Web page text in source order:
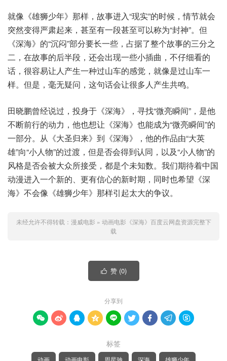
就像《雄狮少年》那样，故事进入“现实”的时候，情节就会
突然变得严肃起来，甚至有一段甚至可以称为“封神”。但
《深海》的“沉闷”部分要长一些，占据了整个故事的三分之
二，在故事的后半段，还会出现一些小插曲，不仔细看的
话，很容易让人产生一种过山车的感觉，就像是过山车一
样。但是，毫无疑问，这句话会让很多人产生共鸣。
田晓鹏曾经说过，投身于《深海》，寻找“微亮瞬间”，是他
不断前行的动力，他也想让《深海》也能成为“微亮瞬间”的
一部分。从《大圣归来》到《深海》，他的作品由“大英
雄”向“小人物”的过渡，但是否会得到认同，以及“小人物”的
风格是否会被大众所接受，都是个未知数。我们期待着中国
动漫进入一个新的、更有信心的新时期，同时也希望《深
海》不会像《雄狮少年》那样引起太大的争议。
未经允许不得转载： 漫威电影 » 动画电影《深海》百度云网盘资源完整下
载
 赞 (0)
分享到
        
标签
动画 动画电影 周星驰 深海 雄狮少年